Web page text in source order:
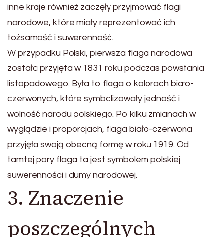
inne kraje również zaczęły przyjmować flagi
narodowe, które miały reprezentować ich
tożsamość i suwerenność.
W przypadku Polski, pierwsza flaga narodowa
została przyjęta w 1831 roku podczas powstania
listopadowego. Była to flaga o kolorach biało-
czerwonych, które symbolizowały jedność i
wolność narodu polskiego. Po kilku zmianach w
wyglądzie i proporcjach, flaga biało-czerwona
przyjęła swoją obecną formę w roku 1919. Od
tamtej pory flaga ta jest symbolem polskiej
suwerenności i dumy narodowej.
3. Znaczenie
poszczególnych